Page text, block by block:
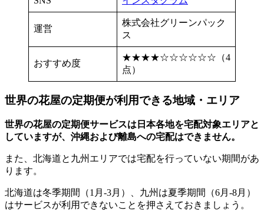
運営
株式会社グリーンパック
ス
おすすめ度
★★★★☆☆☆☆☆☆（4
点）
世界の花屋の定期便が利用できる地域・エリア
世界の花屋の定期便サービスは日本各地を宅配対象エリアと
していますが、沖縄および離島への宅配はできません。
また、北海道と九州エリアでは宅配を行っていない期間があ
ります。
北海道は冬季期間（1月-3月）、九州は夏季期間（6月-8月）
はサービスが利用できないことを押さえておきましょう。